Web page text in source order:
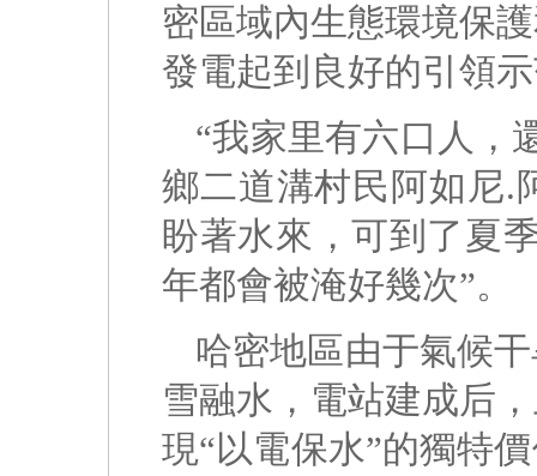
密區域內生態環境保
發電起到良好的引領
“我家里有六口人，
鄉二道溝村民阿如尼.
盼著水來，可到了夏
年都會被淹好幾次”。
哈密地區由于氣候
雪融水，電站建成后
現“以電保水”的獨特